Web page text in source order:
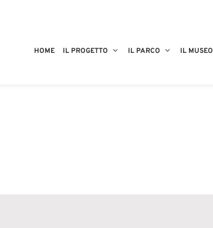
HOME IL PROGETTO IL PARCO IL MUSEO